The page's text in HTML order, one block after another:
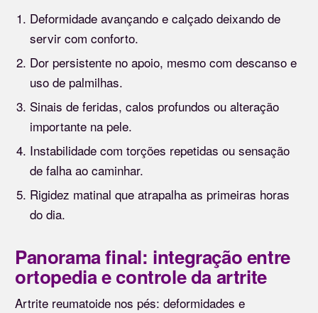
Deformidade avançando e calçado deixando de
servir com conforto.
Dor persistente no apoio, mesmo com descanso e
uso de palmilhas.
Sinais de feridas, calos profundos ou alteração
importante na pele.
Instabilidade com torções repetidas ou sensação
de falha ao caminhar.
Rigidez matinal que atrapalha as primeiras horas
do dia.
Panorama final: integração entre
ortopedia e controle da artrite
Artrite reumatoide nos pés: deformidades e